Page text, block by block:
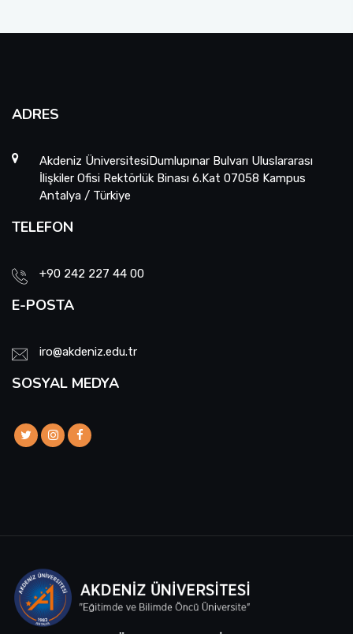
ADRES
Akdeniz ÜniversitesiDumlupınar Bulvarı Uluslararası
İlişkiler Ofisi Rektörlük Binası 6.Kat 07058 Kampus
Antalya / Türkiye
TELEFON
+90 242 227 44 00
E-POSTA
iro@akdeniz.edu.tr
SOSYAL MEDYA